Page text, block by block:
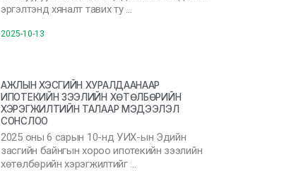
эргэлтэнд хяналт тавих ту …
2025-10-13
АЖЛЫН ХЭСГИЙН ХУРАЛДААНААР
ИПОТЕКИЙН ЗЭЭЛИЙН ХӨТӨЛБӨРИЙН
ХЭРЭГЖИЛТИЙН ТАЛААР МЭДЭЭЛЭЛ
СОНСЛОО
2025 оны 6 сарын 10-нд УИХ-ын Эдийн
засгийн байнгын хороо ипотекийн зээлийн
хөтөлбөрийн хэрэгжилтийг …